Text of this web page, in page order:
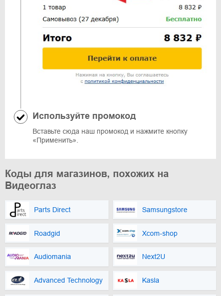
Используйте промокод
Вставьте сюда наш промокод и нажмите кнопку
«Применить».
Коды для магазинов, похожих на
Видеоглаз
Parts Direct Samsungstore
Roadgid Хcom-shop
Audiomania Next2U
Advanced Technology Kasla